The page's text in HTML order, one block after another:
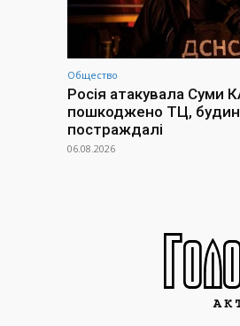
Общество
Росія атакувала Суми
пошкоджено ТЦ,
постраждалі
06.08.2026